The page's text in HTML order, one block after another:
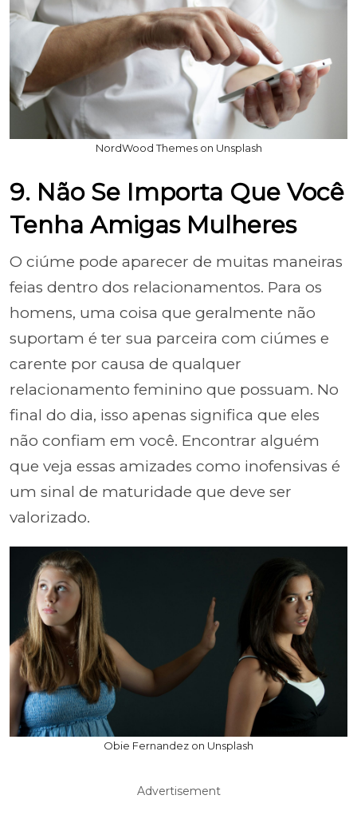
NordWood Themes on Unsplash
9. Não Se Importa Que Você
Tenha Amigas Mulheres
O ciúme pode aparecer de muitas maneiras
feias dentro dos relacionamentos. Para os
homens, uma coisa que geralmente não
suportam é ter sua parceira com ciúmes e
carente por causa de qualquer
relacionamento feminino que possuam. No
final do dia, isso apenas significa que eles
não confiam em você. Encontrar alguém
que veja essas amizades como inofensivas é
um sinal de maturidade que deve ser
valorizado.
Obie Fernandez on Unsplash
Advertisement